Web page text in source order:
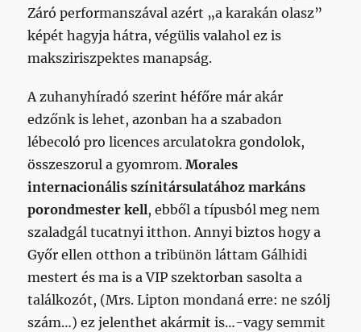
Záró performanszával azért „a karakán olasz”
képét hagyja hátra, végülis valahol ez is
maksziriszpektes manapság.
A zuhanyhíradó szerint héfőre már akár
edzőnk is lehet, azonban ha a szabadon
lébecoló pro licences arculatokra gondolok,
összeszorul a gyomrom.Morales
internacionális színitársulatához markáns
porondmester kell, ebből a típusból meg nem
szaladgál tucatnyi itthon. Annyi biztos hogy a
Győr ellen otthon a tribünön láttam Gálhidi
mestert és ma is a VIP szektorban sasolta a
találkozót, (Mrs. Lipton mondaná erre: ne szólj
szám…) ez jelenthet akármit is…-vagy semmit